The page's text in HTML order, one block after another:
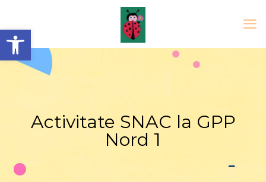
Open toolbar
Activitate SNAC la GPP
Nord 1